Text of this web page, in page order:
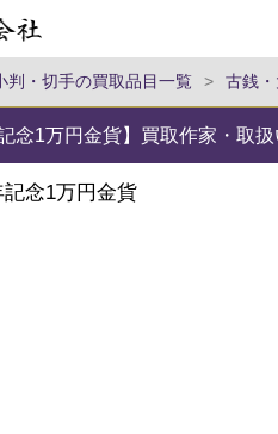
判・切手の買取品目一覧 > 古銭
念1万円金貨】買取作家・取
念1万円金貨